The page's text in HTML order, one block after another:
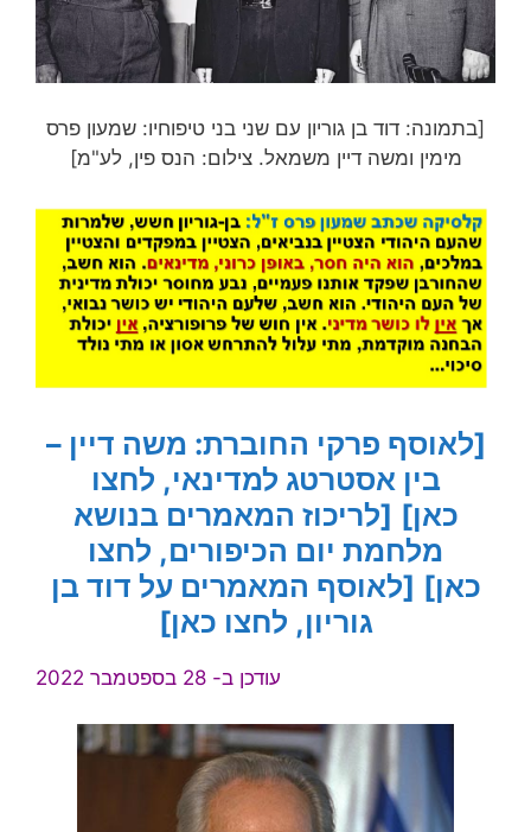
[בתמונה: דוד בן גוריון עם שני בני טיפוחיו: שמעון פרס
מימין ומשה דיין משמאל. צילום: הנס פין, לע"מ]
[לאוסף פרקי החוברת: משה דיין –
בין אסטרטג למדינאי, לחצו
כאן] [לריכוז המאמרים בנושא
מלחמת יום הכיפורים, לחצו
כאן] [לאוסף המאמרים על דוד בן
גוריון, לחצו כאן]
עודכן ב- 28 בספטמבר 2022